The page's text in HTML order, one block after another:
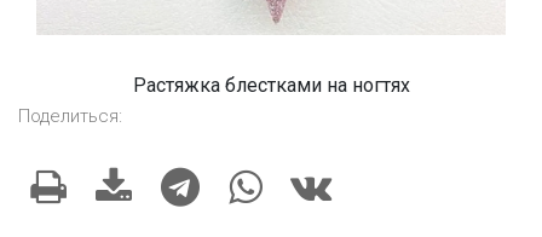
Растяжка блестками на ногтях
Поделиться: